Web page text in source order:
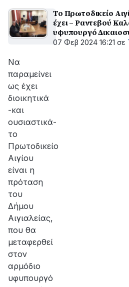
Το Πρωτοδικείο
έχει – Ραντεβού
υφυπουργό
07 Φεβ 2024 16:21 σε
Να
παραμείνει
ως έχει
διοικητικά
-και
ουσιαστικά-
το
Πρωτοδικείο
Αιγίου
είναι η
πρόταση
του
Δήμου
Αιγιαλείας,
που θα
μεταφερθεί
στον
αρμόδιο
υφυπουργό